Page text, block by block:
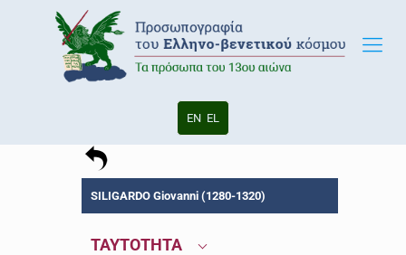
EN EL
SILIGARDO Giovanni (1280-1320)
ΤΑΥΤΟΤΗΤΑ